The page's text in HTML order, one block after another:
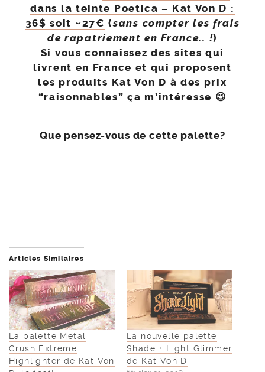
dans la teinte Poetica – Kat Von D :
36$ soit ~27€ (sans compter les frais
de rapatriement en France.. !)
Si vous connaissez des sites qui
livrent en France et qui proposent
les produits Kat Von D à des prix
“raisonnables” ça m’intéresse 😉
Que pensez-vous de cette palette?
Articles Similaires
La palette Metal
Crush Extreme
Highlighter de Kat Von
La nouvelle palette
Shade + Light Glimmer
de Kat Von D